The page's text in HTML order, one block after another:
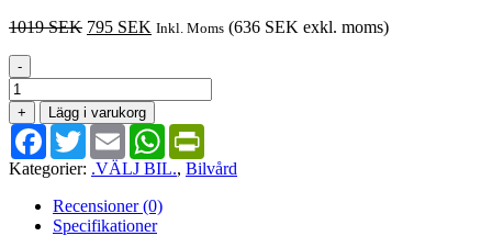
1019SEK Det
var:
1019 SEK.
795 SEK Det
är:
795 SEK.
Inkl. Moms (636 SEK exkl. moms)
-
Tvättpaket
-
Premium
mängd
+ Lägg i varukorg
Facebook
TwitterEmail WhatsApp
Kategorier: .VÄLJ BIL., Bilvård
Recensioner (0)
Specifikationer